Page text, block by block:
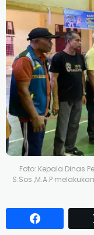
Foto: Kepala Dinas
S.Sos.,M.A.P